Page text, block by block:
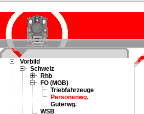
Vorbild
Schweiz
Rhb
FO (MGB)
Triebfahrzeuge
Personenwg.
Güterwg.
WSB